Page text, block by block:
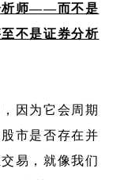
析师——而不是
不是证券分析
因为它会周期
市是否存在并
易，就像我们